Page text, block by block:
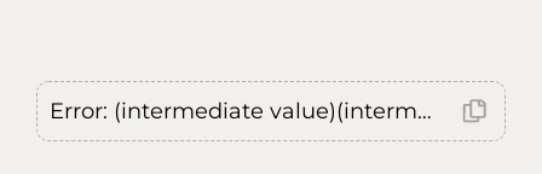
Error: (intermediate value)(intermediate value)(intermediate value).replaceAll is not a function